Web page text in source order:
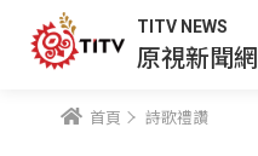
TITV NEWS
原視新聞網
首頁 詩歌禮讚